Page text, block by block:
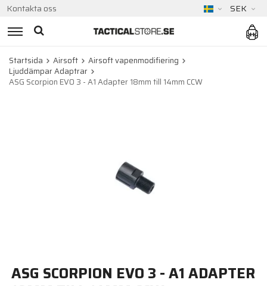
Kontakta oss SEK
Startsida Airsoft
Airsoft vapenmodifiering
Ljuddämpar Adaptrar
ASG Scorpion EVO 3 - A1 Adapter 18mm till 14mm CCW
ASG SCORPION EVO 3 - A1 ADAPTER